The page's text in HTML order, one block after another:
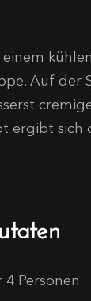
Auf der
ergibt sich
4 Personen